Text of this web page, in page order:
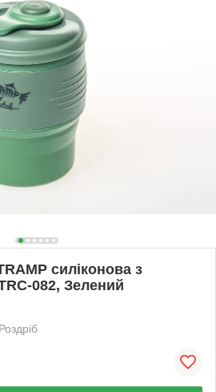
силіконова з
082, Зелений
Роздріб